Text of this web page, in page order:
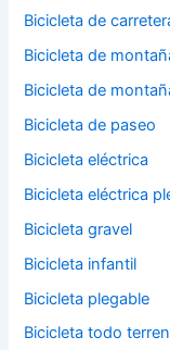
Bicicleta de
Bicicleta de
Bicicleta de
Bicicleta de paseo
Bicicleta eléctrica
Bicicleta eléctrica
Bicicleta gravel
Bicicleta infantil
Bicicleta plegable
Bicicleta todo